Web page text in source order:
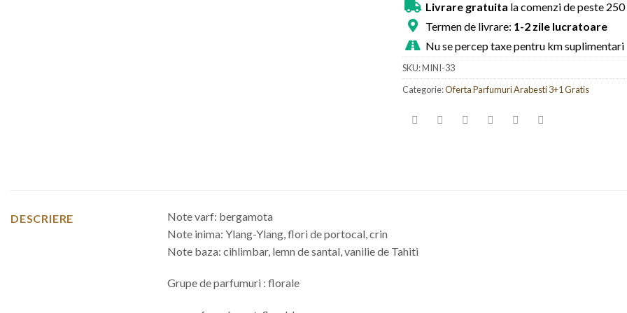
Livrare gratuita la comenzi de peste
Termen de livrare: 1-2 zile lucratoare
Nu se percep taxe pentru km suplimentari
SKU:MINI-33
Categorie:Oferta Parfumuri Arabesti 3+1 Gratis
DESCRIERE
Note varf: bergamota
Note inima: Ylang-Ylang, flori de portocal, crin
Note baza: cihlimbar, lemn de santal, vanilie de Tahiti
Grupe de parfumuri : florale